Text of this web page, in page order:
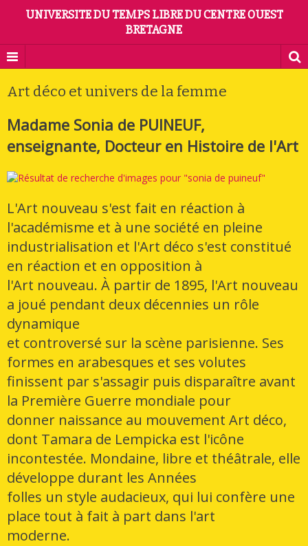
UNIVERSITE DU TEMPS LIBRE DU CENTRE OUEST
BRETAGNE
Art déco et univers de la femme
Madame Sonia de PUINEUF,
enseignante, Docteur en Histoire de l'Art
L'Art nouveau s'est fait en réaction à
l'académisme et à une société en pleine
industrialisation et l'Art déco s'est constitué
en réaction et en opposition à
l'Art nouveau. À partir de 1895, l'Art nouveau
a joué pendant deux décennies un rôle
dynamique
et controversé sur la scène parisienne. Ses
formes en arabesques et ses volutes
finissent par s'assagir puis disparaître avant
la Première Guerre mondiale pour
donner naissance au mouvement Art déco,
dont Tamara de Lempicka est l'icône
incontestée. Mondaine, libre et théâtrale, elle
développe durant les Années
folles un style audacieux, qui lui confère une
place tout à fait à part dans l'art
moderne.